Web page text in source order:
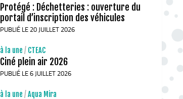
Protégé : Déchetteries : ouverture du
portail d’inscription des véhicules
PUBLIÉ LE 20 JUILLET 2026
à la une / CTEAC
Ciné plein air 2026
PUBLIÉ LE 6 JUILLET 2026
à la une /Aqua Mira